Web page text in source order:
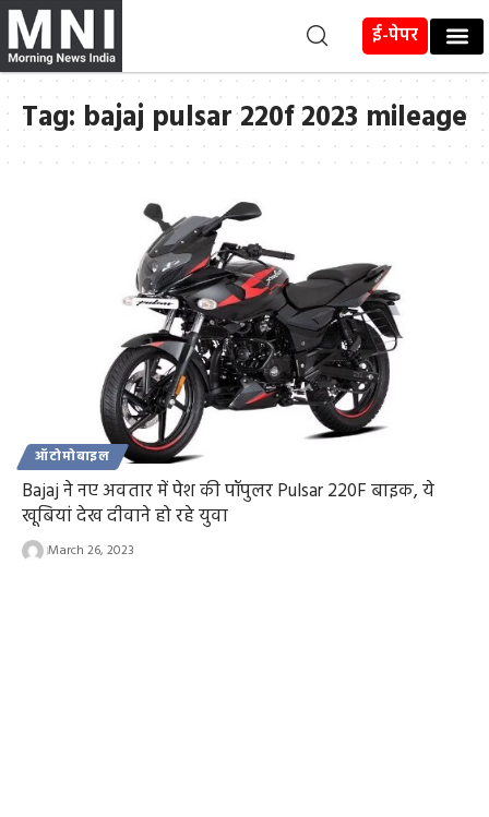
ई-पेपर
Tag: bajaj pulsar 220f 2023 mileage
ऑटोमोबाइल
Bajaj ने नए अवतार में पेश की पॉपुलर Pulsar 220F बाइक, ये
खूबियां देख दीवाने हो रहे युवा
March 26, 2023